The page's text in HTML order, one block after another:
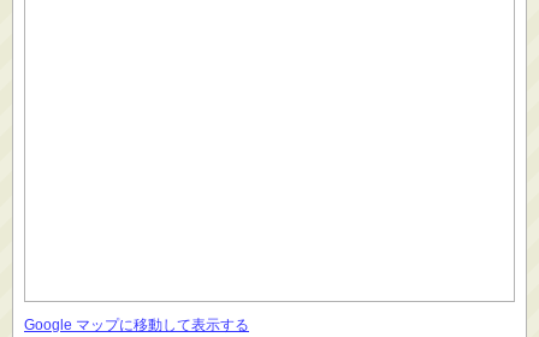
Google マップに移動して表示する